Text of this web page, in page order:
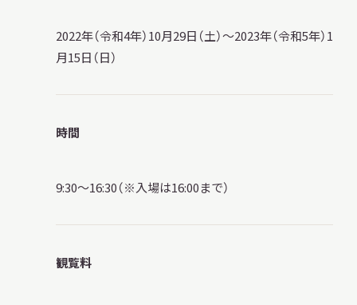
2022年（令和4年）10月29日（土）～2023年（令和5年）1
月15日（日）
時間
9:30～16:30（※入場は16:00まで）
観覧料